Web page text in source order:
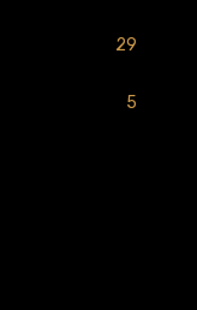
29
5